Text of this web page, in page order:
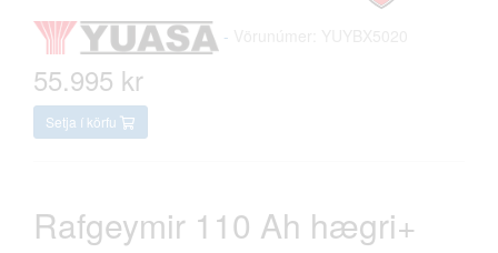
-
55.995 kr
Setja í körfu
Rafgeymir 110 Ah hægri+